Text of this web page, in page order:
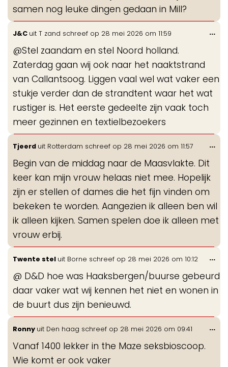
samen nog leuke dingen gedaan in Mill?
J&C uit T zand schreef op 28 mei 2026 om 11:59
@Stel zaandam en stel Noord holland.
Zaterdag gaan wij ook naar het naaktstrand
van Callantsoog. Liggen vaal wel wat vaker een
stukje verder dan de strandtent waar het wat
rustiger is. Het eerste gedeelte zijn vaak toch
meer gezinnen en textielbezoekers
...
Tjeerd uit Rotterdam schreef op 28 mei 2026 om 11:57
Begin van de middag naar de Maasvlakte. Dit
keer kan mijn vrouw helaas niet mee. Hopelijk
zijn er stellen of dames die het fijn vinden om
bekeken te worden. Aangezien ik alleen ben wil
ik alleen kijken. Samen spelen doe ik alleen met
vrouw erbij.
...
Twente stel uit Borne schreef op 28 mei 2026 om 10:12
@ D&D hoe was Haaksbergen/buurse gebeurd
daar vaker wat wij kennen het niet en wonen in
de buurt dus zijn benieuwd.
...
Ronny uit Den haag schreef op 28 mei 2026 om 09:41
Vanaf 1400 lekker in the Maze seksbioscoop.
Wie komt er ook vaker
...